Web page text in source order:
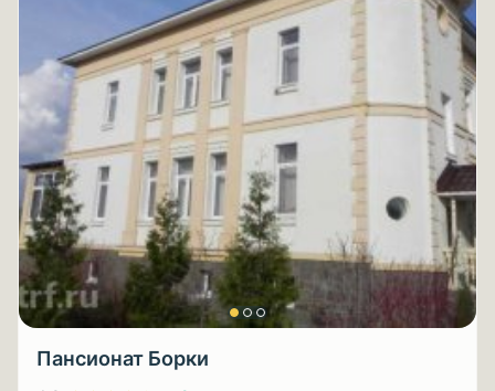
Пансионат Борки